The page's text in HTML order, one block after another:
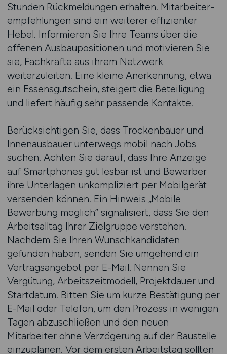
Stunden Rückmeldungen erhalten. Mitarbeiter­
empfehlungen sind ein weiterer effizienter
Hebel. Informieren Sie Ihre Teams über die
offenen Ausbau­positionen und motivieren Sie
sie, Fachkräfte aus ihrem Netzwerk
weiterzuleiten. Eine kleine Anerkennung, etwa
ein Essens­gutschein, steigert die Beteiligung
und liefert häufig sehr passende Kontakte.
Berücksichtigen Sie, dass Trockenbauer und
Innenausbauer unterwegs mobil nach Jobs
suchen. Achten Sie darauf, dass Ihre Anzeige
auf Smartphones gut lesbar ist und Bewerber
ihre Unterlagen unkompliziert per Mobilgerät
versenden können. Ein Hinweis „Mobile
Bewerbung möglich“ signalisiert, dass Sie den
Arbeitsalltag Ihrer Zielgruppe verstehen.
Nachdem Sie Ihren Wunsch­kandidaten
gefunden haben, senden Sie umgehend ein
Vertrags­­angebot per E-Mail. Nennen Sie
Vergütung, Arbeitszeitmodell, Projektdauer und
Startdatum. Bitten Sie um kurze Bestätigung per
E-Mail oder Telefon, um den Prozess in wenigen
Tagen abzuschließen und den neuen
Mitarbeiter ohne Verzögerung auf der Baustelle
einzuplanen. Vor dem ersten Arbeitstag sollten